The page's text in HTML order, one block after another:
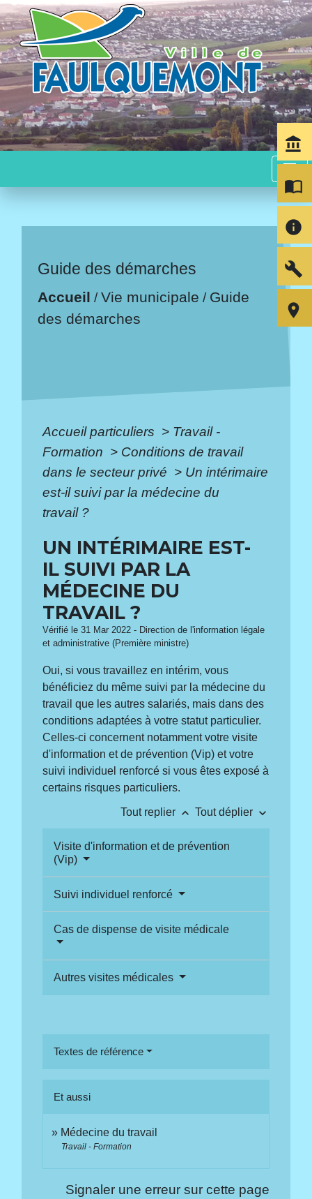
menu
Guide des démarches
Accueil /Vie municipale / Guide
des démarches
Accueil particuliers > Travail -
Formation > Conditions de travail
dans le secteur privé > Un intérimaire
est-il suivi par la médecine du
travail ?
UN INTÉRIMAIRE EST-
IL SUIVI PAR LA
MÉDECINE DU
TRAVAIL ?
Vérifié le 31 Mar 2022 - Direction de l'information légale
et administrative (Première ministre)
Oui, si vous travaillez en intérim, vous
bénéficiez du même suivi par la médecine du
travail que les autres salariés, mais dans des
conditions adaptées à votre statut particulier.
Celles-ci concernent notamment votre visite
d'information et de prévention (Vip) et votre
suivi individuel renforcé si vous êtes exposé à
certains risques particuliers.
Tout replier keyboard_arrow_up Tout déplier keyboard_arrow_down
Visite d'information et de prévention
(Vip)
Suivi individuel renforcé
Cas de dispense de visite médicale
Autres visites médicales
Textes de référence
Et aussi
Médecine du travail
Travail - Formation
Signaler une erreur sur cette page
account_balance
import_contacts
info
build
room